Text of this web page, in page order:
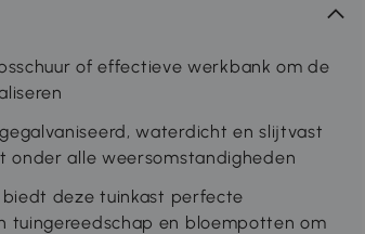
of effectieve werkbank om de
waterdicht en slijtvast
alle weersomstandigheden
biedt deze tuinkast perfecte
tuingereedschap en bloempotten om